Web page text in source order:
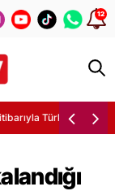
12
Türkiye'de son